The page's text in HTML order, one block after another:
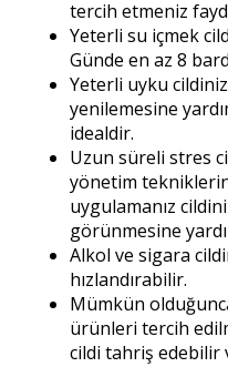
tercih etmeniz
Yeterli su içmek
Günde en az 8
Yeterli uyku
yenilemesine
idealdir.
Uzun süreli stres
yönetim
uygulamanız
görünmesine
Alkol ve sigara
hızlandırabilir.
Mümkün
ürünleri tercih
cildi tahriş edebilir